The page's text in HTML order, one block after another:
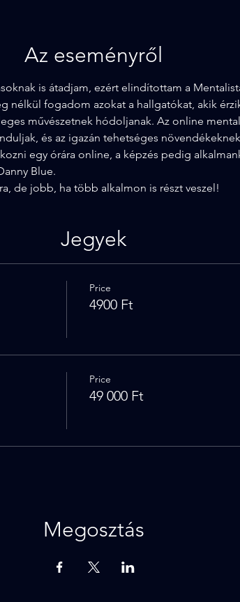
Az eseményről
is átadjam, ezért elindítottam a
nélkül fogadom azokat a hallgatókat, akik
művészetnek hódoljanak. Az online
és az igazán tehetséges
egy órára online, a képzés pedig
Blue.
de jobb, ha több alkalmon is részt veszel!
Jegyek
Price
4900 Ft
Price
49 000 Ft
Megosztás